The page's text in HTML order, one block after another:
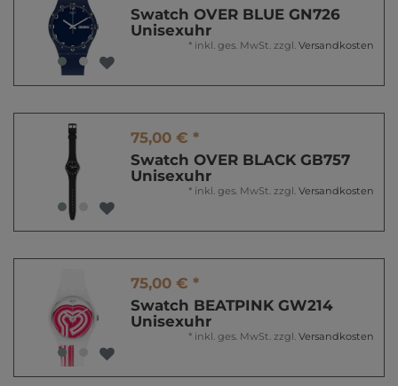
Swatch OVER BLUE GN726
Unisexuhr
* inkl. ges. MwSt. zzgl. Versandkosten
75,00 € *
Swatch OVER BLACK GB757
Unisexuhr
* inkl. ges. MwSt. zzgl. Versandkosten
75,00 € *
Swatch BEATPINK GW214
Unisexuhr
* inkl. ges. MwSt. zzgl. Versandkosten